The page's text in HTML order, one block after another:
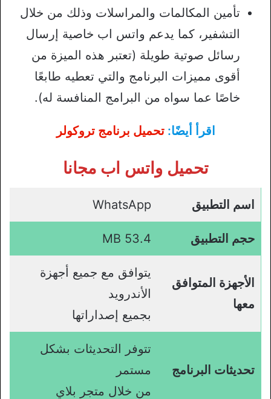
تأمين المكالمات والمراسلات وذلك من خلال
التشفير، كما يدعم واتس اب خاصية إرسال
رسائل صوتية طويلة (تعتبر هذه الميزة من
أقوى مميزات البرنامج والتي تعطيه طابعًا
خاصًا عما سواه من البرامج المنافسة له).
اقرأ أيضًا:تحميل برنامج تروكولر
تحميل واتس اب مجانا
اسم التطبيق WhatsApp
حجم التطبيق 53.4 MB
الأجهزة المتوافق
معها
يتوافق مع جميع أجهزة
الأندرويد
بجميع إصداراتها
تحديثات البرنامج
تتوفر التحديثات بشكل
مستمر
من خلال متجر بلاي